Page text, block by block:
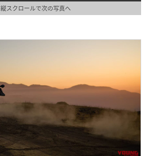
縦スクロールで次の写真へ